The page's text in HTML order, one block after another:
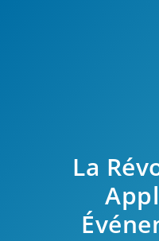
La